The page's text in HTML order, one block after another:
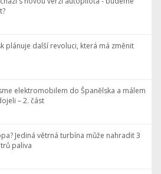
plánuje další revoluci, která má změnit
elektromobilem do Španělska a málem
– 2. část
Jediná větrná turbína může nahradit 3
paliva